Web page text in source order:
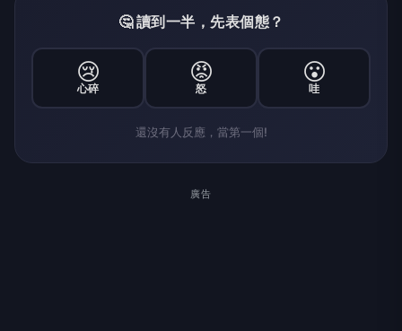
🤔 讀到一半，先表個態？
😢
心碎
😡
怒
😮
哇
還沒有人反應，當第一個!
廣告